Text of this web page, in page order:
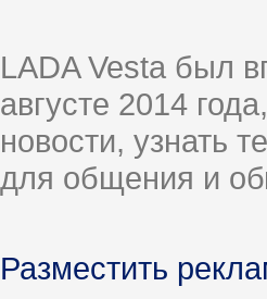
LADA Vesta был
августе 2014
новости, узнать
для общения и
Разместить